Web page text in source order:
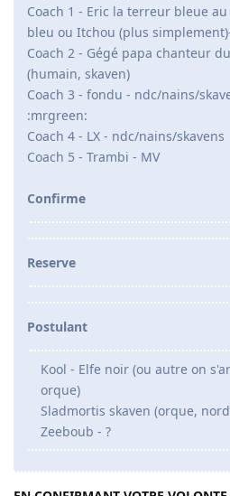
Coach 1 - Eric la terreur bleue
bleu ou Itchou (plus
Coach 2 - Gégé papa chanteur
(humain, skaven)
Coach 3 - fondu - ndc/nains/
:mrgreen:
Coach 4 - LX - ndc/nains/skavens
Coach 5 - Trambi - MV
Confirme
Reserve
Postulant
Kool - Elfe noir (ou autre on
orque)
Sladmortis skaven (orque,
Zeeboub - ?